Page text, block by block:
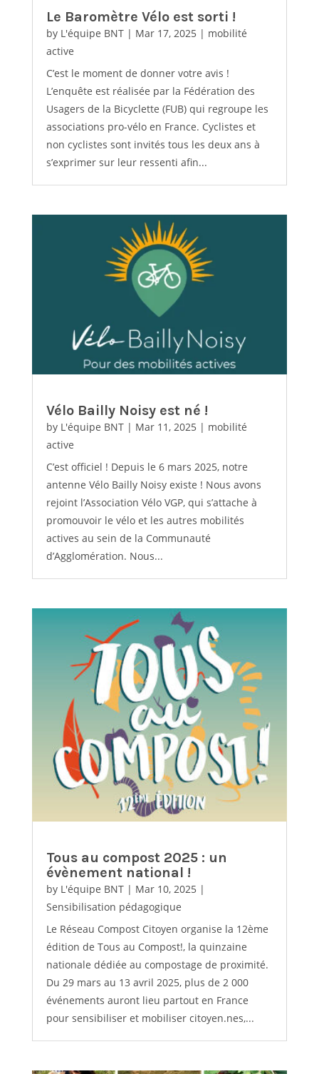
Le Baromètre Vélo est sorti !
by L'équipe BNT| Mar 17, 2025| mobilité
active
C’est le moment de donner votre avis !
L’enquête est réalisée par la Fédération des
Usagers de la Bicyclette (FUB) qui regroupe les
associations pro-vélo en France. Cyclistes et
non cyclistes sont invités tous les deux ans à
s’exprimer sur leur ressenti afin...
Vélo Bailly Noisy est né !
by L'équipe BNT| Mar 11, 2025| mobilité
active
C’est officiel ! Depuis le 6 mars 2025, notre
antenne Vélo Bailly Noisy existe ! Nous avons
rejoint l’Association Vélo VGP, qui s’attache à
promouvoir le vélo et les autres mobilités
actives au sein de la Communauté
d’Agglomération. Nous...
Tous au compost 2025 : un
évènement national !
by L'équipe BNT| Mar 10, 2025|
Sensibilisation pédagogique
Le Réseau Compost Citoyen organise la 12ème
édition de Tous au Compost!, la quinzaine
nationale dédiée au compostage de proximité.
Du 29 mars au 13 avril 2025, plus de 2 000
événements auront lieu partout en France
pour sensibiliser et mobiliser citoyen.nes,...